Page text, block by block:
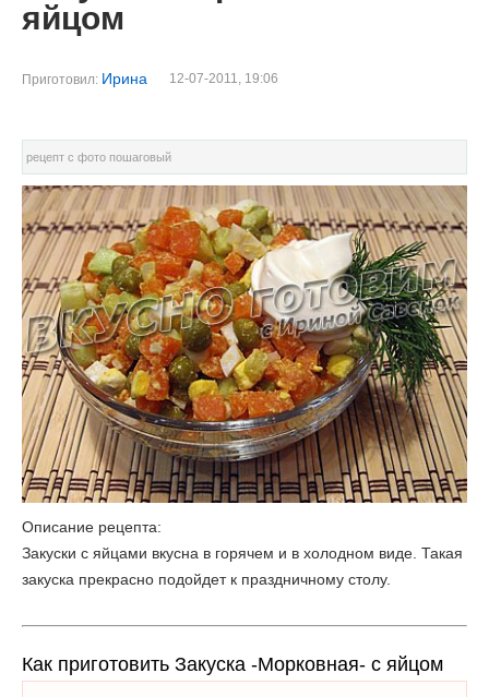
яйцом
Приготовил: Ирина 12-07-2011, 19:06
рецепт с фото пошаговый
Описание рецепта:
Закуски с яйцами вкусна в горячем и в холодном виде. Такая
закуска прекрасно подойдет к праздничному столу.
Как приготовить Закуска -Морковная- с яйцом